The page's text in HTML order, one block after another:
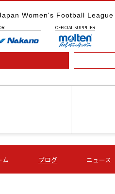
Women's Football League
OFFICIAL SUPPLIER
第16節 09/05 (土) 16:00
ＡＧＦ
-
いちご
-
ム ブログ ニュース